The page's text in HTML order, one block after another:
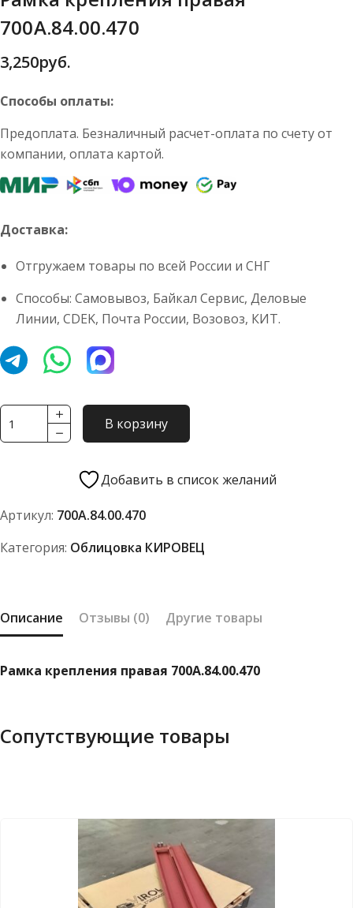
700А.84.00.470
3,250руб.
Способы оплаты:
Предоплата. Безналичный расчет-оплата по счету от
компании, оплата картой.
Доставка:
Отгружаем товары по всей России и СНГ
Способы: Самовывоз, Байкал Сервис, Деловые
Линии, CDEK, Почта России, Возовоз, КИТ.
Количество
товара
700А.84.00.470
В корзину
Добавить в список желаний
Артикул: 700А.84.00.470
Категория: Облицовка КИРОВЕЦ
Описание Отзывы (0) Другие товары
Рамка крепления правая 700А.84.00.470
Сопутствующие товары